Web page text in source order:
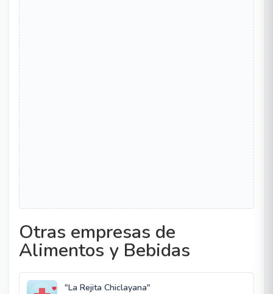
Otras empresas de
Alimentos y Bebidas
"La Rejita Chiclayana"